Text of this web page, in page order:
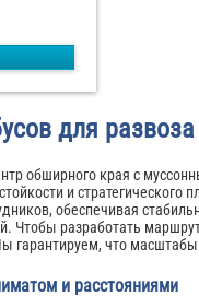
для
обширного края с
и
обеспечивая
Чтобы разработать
гарантируем, что
и расстояниями